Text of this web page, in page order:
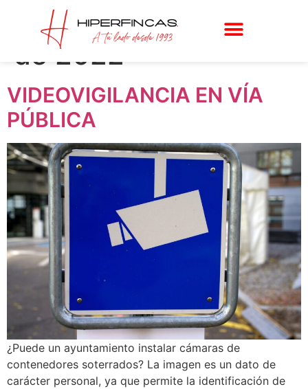
Día: 21 de diciembre
de 2022
VIDEOVIGILANCIA EN VÍA
PÚBLICA
¿Puede un ayuntamiento instalar cámaras de
contenedores soterrados? La imagen es un dato de
carácter personal, ya que permite la identificación de